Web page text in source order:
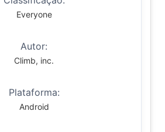
Everyone
Autor:
Climb, inc.
Plataforma:
Android